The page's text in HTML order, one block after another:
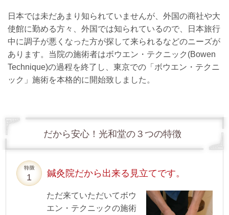
日本では未だあまり知られていませんが、外国の商社や大
使館に勤める方々、外国では知られているので、日本旅行
中に調子が悪くなった方が探して来られるなどのニーズが
あります。当院の施術者はボウエン・テクニック(Bowen
Technique)の過程を終了し、東京での「ボウエン・テクニ
ック」施術を本格的に開始致しました。
だから安心！光和堂の３つの特徴
鍼灸院だから出来る見立てです。
ただ来ていただいてボウ
エン・テクニックの施術